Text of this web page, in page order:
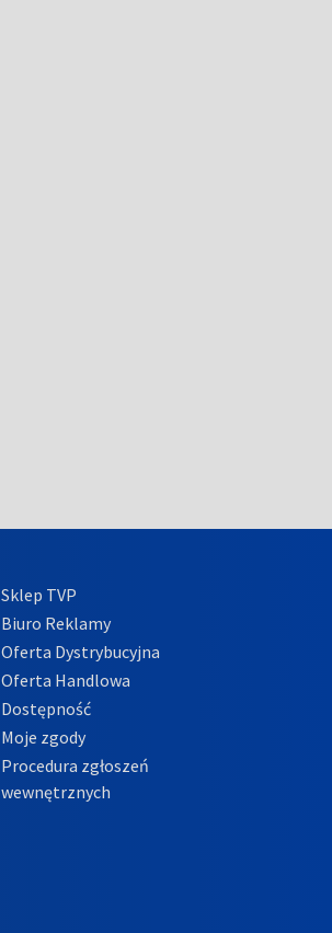
Sklep TVP
Biuro Reklamy
Oferta Dystrybucyjna
Oferta Handlowa
Dostępność
Moje zgody
Procedura zgłoszeń
wewnętrznych